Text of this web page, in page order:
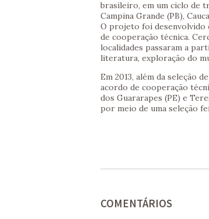
brasileiro, em um ciclo de
Campina Grande (PB),
O projeto foi desenvolvido
de cooperação técnica.
localidades passaram a
literatura, exploração do
Em 2013, além da seleção
acordo de cooperação
dos Guararapes (PE) e
por meio de uma seleção
COMENTÁRIOS